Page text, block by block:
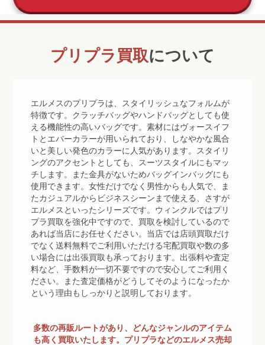
プリプラ買取について
エルメスのプリプラは、スタイリッシュなフォルムが
特徴です。クラッチバッグやハンドバッグとしても使
える機能性の高いバッグです。素材にはヴォースイフ
トとエバーカラーが用いられており、しなやかな風合
いと美しい発色のカラーに人気があります。スタイリ
ングのアクセントとしても、スーツスタイルにもマッ
チします。また金具がないためバッグインバッグにも
使用できます。女性だけでなく男性からも人気で、ま
たカジュアルからビジネスシーンまで使える、さすが
エルメスといったシリーズです。ウィンクルではプリ
プラ買取を強化中ですので、買取を検討しているので
あれば当店にお任せください。当店では店頭買取だけ
でなく送料無料でご利用いただける宅配買取や数の多
い場合には出張買取も承っております。出張料や査定
料など、手数料が一切不要ですので安心してご利用く
ださい。また査定価格がどうしてそのようになったか
という理由もしっかりと説明しております。
多数の再販ルートがあり、どんなジャンルのアイテム
も高く買取いたします。プリプラなどのエルメス売却